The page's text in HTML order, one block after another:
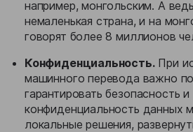
например, монгольским. А
немаленькая страна, и на
говорят более 8 миллионов
Конфиденциальность.При
машинного перевода важно
гарантировать безопасность и
конфиденциальность данных
локальные решения,